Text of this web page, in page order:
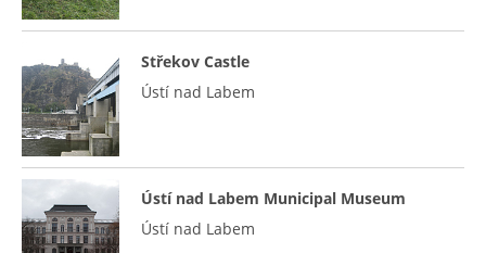
Střekov Castle
Ústí nad Labem
Ústí nad Labem Municipal Museum
Ústí nad Labem